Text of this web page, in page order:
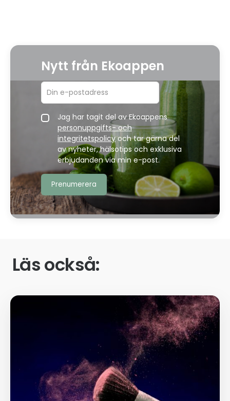
Nytt från Ekoappen
Jag har tagit del av Ekoappens
personuppgifts- och
integritetspolicyoch tar gärna del
av nyheter, hälsotips och exklusiva
erbjudanden via min e-post.
Läs också: